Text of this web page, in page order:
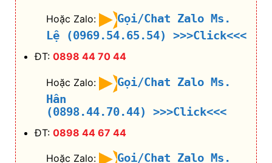
Hoặc Zalo:
Gọi/Chat Zalo Ms.
Lệ (0969.54.65.54)
>>>Click<<<
ĐT: 0898 44 70 44
Hoặc Zalo:
Gọi/Chat Zalo Ms.
Hân
(0898.44.70.44)
>>>Click<<<
ĐT: 0898 44 67 44
Hoặc Zalo:
Gọi/Chat Zalo Ms.